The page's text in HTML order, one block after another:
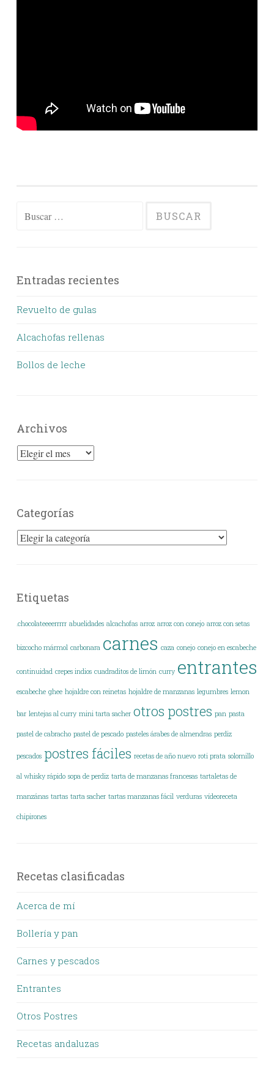
Buscar:
Entradas recientes
Revuelto de gulas
Alcachofas rellenas
Bollos de leche
Archivos
Archivos
Categorías
Categorías
Etiquetas
.chocolateeeerrrrr abuelidades alcachofas arroz arroz con conejo arroz con setas
bizcocho mármol carbonara carnes caza conejo conejo en escabeche
continuidad crepes indios cuadraditos de limón curry entrantes
escabeche ghee hojaldre con reinetas hojaldre de manzanas legumbres lemon
bar lentejas al curry mini tarta sacher otros postres pan pasta
pastel de cabracho pastel de pescado pasteles árabes de almendras perdiz
pescados postres fáciles recetas de año nuevo roti prata solomillo
al whisky rápido sopa de perdiz tarta de manzanas francesas tartaletas de
manzánas tartas tarta sacher tartas manzanas fácil verduras vídeoreceta
chipirones
Recetas clasificadas
Acerca de mí
Bollería y pan
Carnes y pescados
Entrantes
Otros Postres
Recetas andaluzas